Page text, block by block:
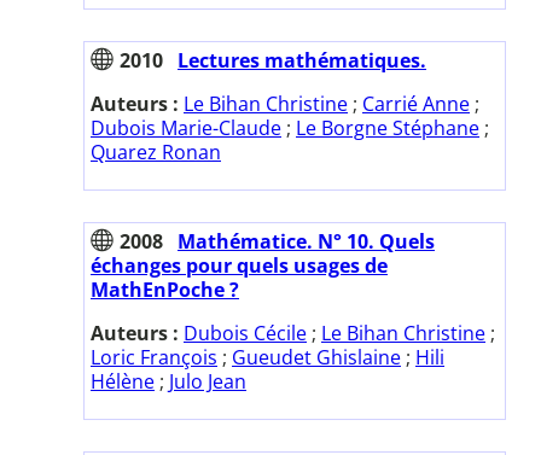
2010 Lectures mathématiques.
Auteurs : Le Bihan Christine ; Carrié Anne ;
Dubois Marie-Claude ; Le Borgne Stéphane ;
Quarez Ronan
2008 Mathématice. N° 10. Quels
échanges pour quels usages de
MathEnPoche ?
Auteurs : Dubois Cécile ; Le Bihan Christine ;
Loric François ; Gueudet Ghislaine ; Hili
Hélène ; Julo Jean